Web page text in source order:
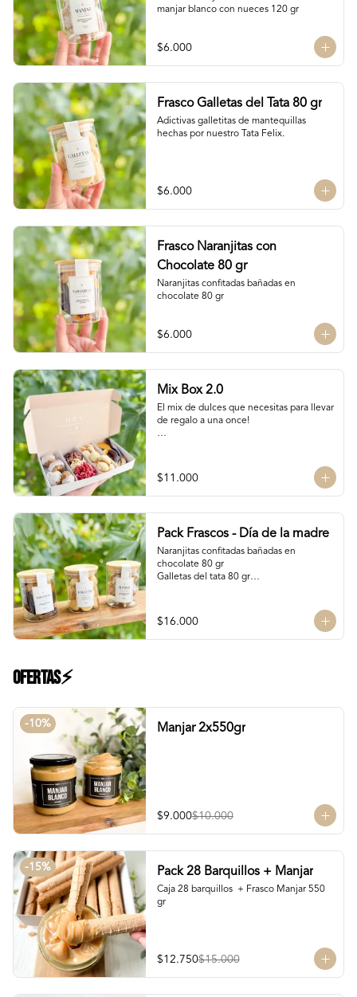
manjar blanco con nueces 120 gr
$6.000
Frasco Galletas del Tata 80 gr
Adictivas galletitas de mantequillas
hechas por nuestro Tata Felix.
$6.000
Frasco Naranjitas con
Chocolate 80 gr
Naranjitas confitadas bañadas en
chocolate 80 gr
$6.000
Mix Box 2.0
El mix de dulces que necesitas para llevar
de regalo a una once!
4 Rocas Suizas by @mun_cl: Mix de frutos
secos bañados en chocolate francés
4 Bocados de Manjar Nuez
$11.000
Pack Frascos - Día de la madre
Naranjitas confitadas bañadas en
chocolate 80 gr
Galletas del tata 80 gr
$16.000
Ofertas⚡
-10% Manjar 2x550gr
$9.000$10.000
-15% Pack 28 Barquillos + Manjar
Caja 28 barquillos  + Frasco Manjar 550
gr
$12.750$15.000